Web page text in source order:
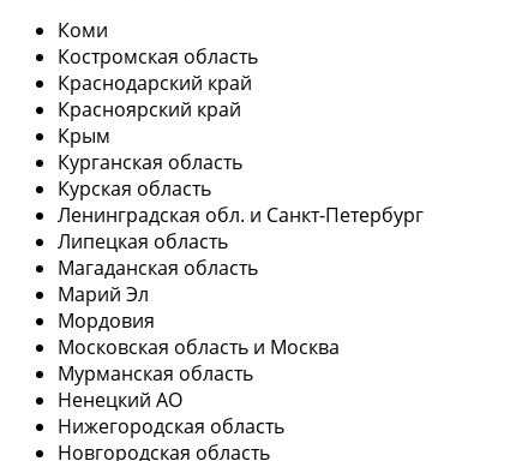
Коми
Костромская область
Краснодарский край
Красноярский край
Крым
Курганская область
Курская область
Ленинградская обл. и Санкт-Петербург
Липецкая область
Магаданская область
Марий Эл
Мордовия
Московская область и Москва
Мурманская область
Ненецкий АО
Нижегородская область
Новгородская область